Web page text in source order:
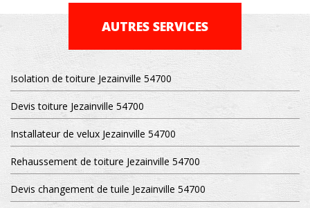
AUTRES SERVICES
Isolation de toiture Jezainville 54700
Devis toiture Jezainville 54700
Installateur de velux Jezainville 54700
Rehaussement de toiture Jezainville 54700
Devis changement de tuile Jezainville 54700